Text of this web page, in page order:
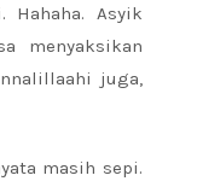
Hahaha. Asyik
menyaksikan
juga,
masih sepi.